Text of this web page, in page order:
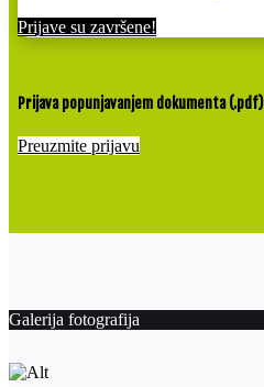
Prijave su završene!
Prijava popunjavanjem dokumenta (.pdf)
Preuzmite prijavu
Galerija fotografija